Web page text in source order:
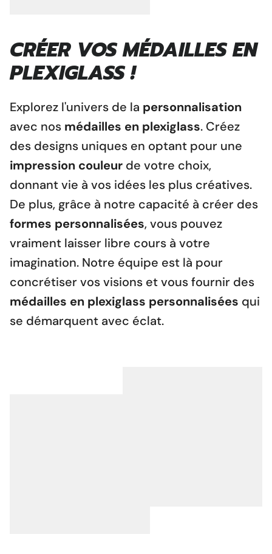
CRÉER VOS MÉDAILLES EN
PLEXIGLASS !
Explorez l'univers de la personnalisation
avec nos médailles en plexiglass. Créez
des designs uniques en optant pour une
impression couleur de votre choix,
donnant vie à vos idées les plus créatives.
De plus, grâce à notre capacité à créer des
formes personnalisées, vous pouvez
vraiment laisser libre cours à votre
imagination. Notre équipe est là pour
concrétiser vos visions et vous fournir des
médailles en plexiglass personnalisées qui
se démarquent avec éclat.